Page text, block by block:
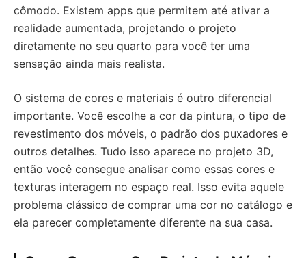
cômodo. Existem apps que permitem até ativar a
realidade aumentada, projetando o projeto
diretamente no seu quarto para você ter uma
sensação ainda mais realista.
O sistema de cores e materiais é outro diferencial
importante. Você escolhe a cor da pintura, o tipo de
revestimento dos móveis, o padrão dos puxadores e
outros detalhes. Tudo isso aparece no projeto 3D,
então você consegue analisar como essas cores e
texturas interagem no espaço real. Isso evita aquele
problema clássico de comprar uma cor no catálogo e
ela parecer completamente diferente na sua casa.